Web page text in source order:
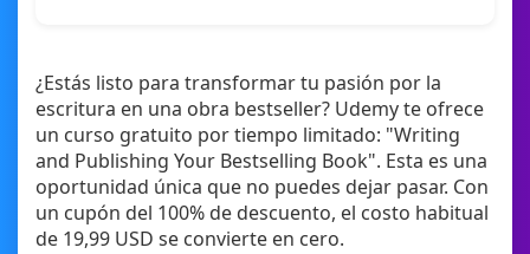
¿Estás listo para transformar tu pasión por la
escritura en una obra bestseller? Udemy te ofrece
un curso gratuito por tiempo limitado: "Writing
and Publishing Your Bestselling Book". Esta es una
oportunidad única que no puedes dejar pasar. Con
un cupón del 100% de descuento, el costo habitual
de 19,99 USD se convierte en cero.